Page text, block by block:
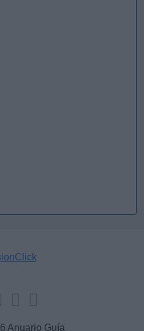
Anuario Guía